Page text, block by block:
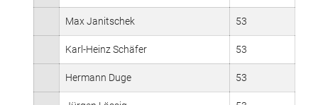
Max Janitschek 53
Karl-Heinz Schäfer 53
Hermann Duge 53